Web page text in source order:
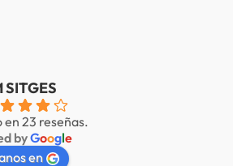
SITGES
en 23 reseñas.
byGoogle
en